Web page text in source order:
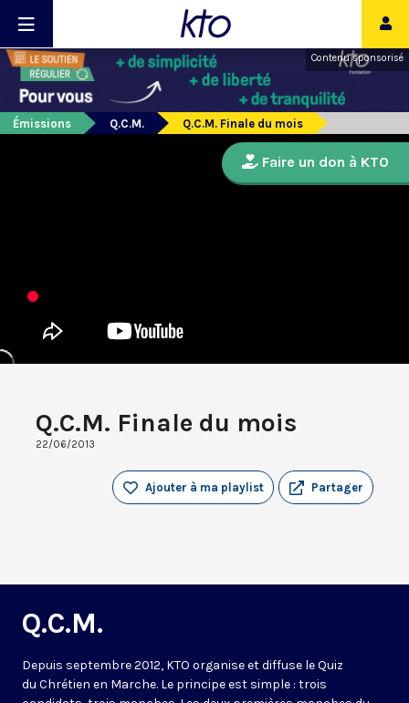
Contenu sponsorisé
Émissions Q.C.M. Q.C.M. Finale du mois
Q.C.M. Finale du mois
22/06/2013
Partager
Ajouter à ma playlist
Q.C.M.
Depuis septembre 2012, KTO organise et diffuse le Quiz
du Chrétien en Marche. Le principe est simple : trois
Faire un don à KTO